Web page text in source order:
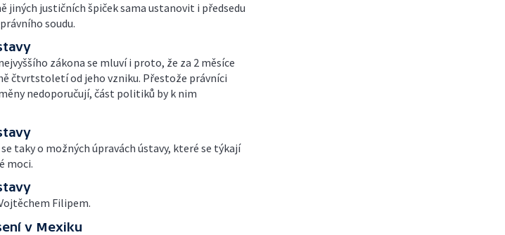
jiných justičních špiček sama ustanovit i předsedu
soudu.
zákona se mluví i proto, že za 2 měsíce
čtvrtstoletí od jeho vzniku. Přestože právníci
nedoporučují, část politiků by k nim
taky o možných úpravách ústavy, které se týkají
moci.
Filipem.
v Mexiku